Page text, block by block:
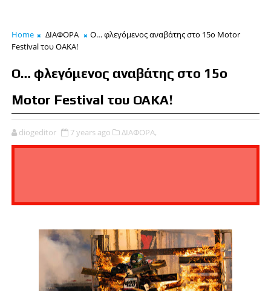
Home ΔΙΑΦΟΡΑ
Ο… φλεγόμενος αναβάτης στο 15ο Motor
Festival του ΟΑΚΑ!
Ο… φλεγόμενος αναβάτης στο 15ο
Motor Festival του ΟΑΚΑ!
diogeditor 7 years ago ΔΙΑΦΟΡΑ,